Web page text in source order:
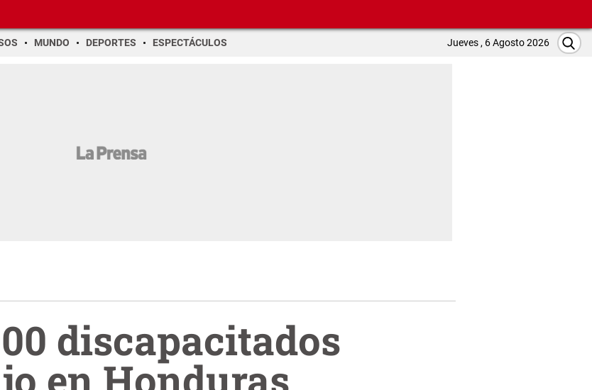
MUNDO DEPORTES ESPECTÁCULOS Jueves , 6 Agosto 2026
discapacitados
en Honduras